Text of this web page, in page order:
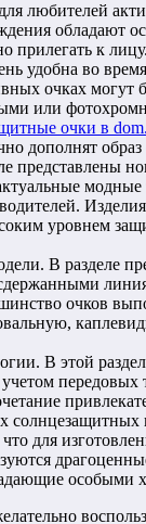
любителей
обладают
прилегать к
удобна во
очках могут
или
очки в
дополнят образ
представлены
модные
уровнем
В разделе
очков
В этой
передовых
солнцезащитных
для
особыми